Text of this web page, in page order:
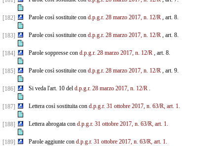
[182] Parole così sostituite con d.p.g.r. 28 marzo 2017, n. 12/R, art. 8.
[183] Parole così sostituite con d.p.g.r. 28 marzo 2017, n. 12/R, art. 8.
[184] Parole soppresse con d.p.g.r. 28 marzo 2017, n. 12/R, art. 8.
[185] Parole così sostituite con d.p.g.r. 28 marzo 2017, n. 12/R, art. 9.
[186] Si veda l'art. 10 del d.p.g.r. 28 marzo 2017, n. 12/R.
[187] Lettera così sostituita con d.p.g.r. 31 ottobre 2017, n. 63/R, art. 1.
[188] Lettera abrogata con d.p.g.r. 31 ottobre 2017, n. 63/R, art. 1.
[189] Parole aggiunte con d.p.g.r. 31 ottobre 2017, n. 63/R, art. 1.